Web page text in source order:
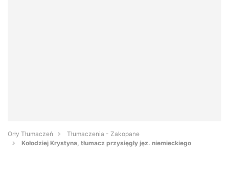
Orły Tłumaczeń
Tłumaczenia - Zakopane
Kołodziej Krystyna, tłumacz przysięgły jęz. niemieckiego